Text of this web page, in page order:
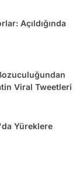
Açıldığında
Viral Tweetleri
Yüreklere